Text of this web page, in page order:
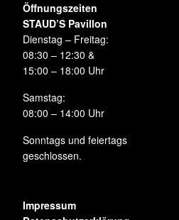
Öffnungszeiten
STAUD’S Pavillon
Dienstag – Freitag:
08:30 – 12:30 &
15:00 – 18:00 Uhr
Samstag:
08:00 – 14:00 Uhr
Sonntags und feiertags
geschlossen.
Impressum